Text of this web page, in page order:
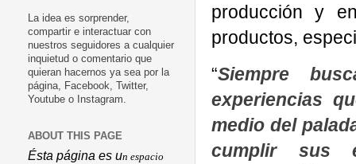
producción y
productos,
“Siempre
experiencias
medio del
cumplir sus
La idea es sorprender,
compartir e interactuar con
nuestros seguidores a cualquier
inquietud o comentario que
quieran hacernos ya sea por la
página, Facebook, Twitter,
Youtube o Instagram.
ABOUT THIS PAGE
Ésta página es un espacio